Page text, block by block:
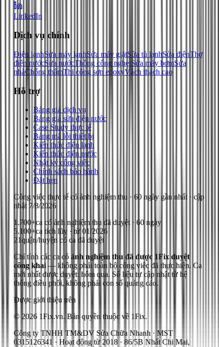
LinkedIn
Dịch vụ chính
Điện lạnhSửa máy lạnhSửa máy giặtSửa tủ lạnhSửa điệnThợ
điện nướcSửa nướcThông cống nghẹtSửa máy bơmSửa
nhàChống thấmThi công sơn epoxyVách thạch cao
Hỗ trợ
Bảng giá dịch vụ
Bảng giá sửa điện nước
Case Study thực tế
Bảng mã lỗi thiết bị
Kiến thức điện lạnh
Kiến thức điện nước
Nhật ký công việc
Chính sách bảo hành
Đặt hẹn
Công việc thực tế có ảnh nghiệm thu · 60 ngày gần nhất · cập
nhật 7/8/2026
1.700+ca có ảnh nghiệm thu đã duyệt · 60 ngày
5.100+ca tích lũy · từ 01/2026
21quận/huyện có ca đã duyệt
Chỉ tính các ca có ảnh nghiệm thu đã được 1Fix duyệt
công khai — không phải toàn bộ công việc đã thực hiện. Ca
mới nhất được duyệt: hôm qua. Số liệu tự cập nhật từ hệ
thống điều phối, không phải con số quảng cáo.
Được giới thiệu trên
© 2026 1Fix.vn. Bản quyền thuộc về 1Fix.
Công ty TNHH TM&DV Sửa Chữa Nhanh · MST
0315126341 · Hoạt động từ 2018 · 86/5B Nhất Chi Mai,